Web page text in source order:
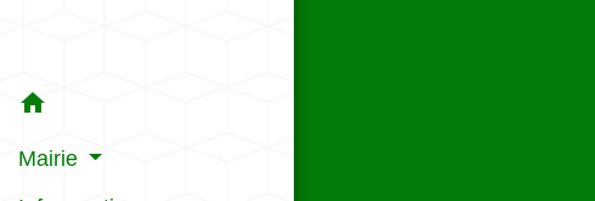
home
Mairie